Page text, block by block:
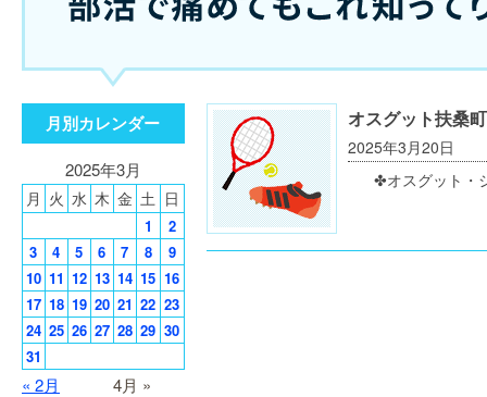
オスグット扶桑町
2025年3月20日
✤オスグット・
月別カレンダー
2025年3月
月 火 水 木 金 土 日
« 2月 4月 »
1
2
3
4 5 6 7 8
9
10 11 12 13 14 15 16
17 18 19 20 21 22 23
24 25 26 27 28 29 30
31